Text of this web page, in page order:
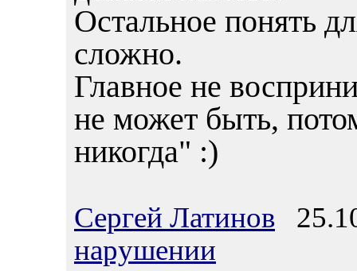
Остальное понять
сложно.
Главное не
не может быть,
никогда" :)
Сергей Латинов
нарушении